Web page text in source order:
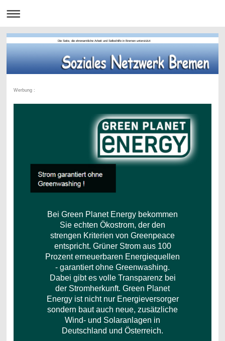
Die Seite, die ehrenamtliche Arbeit und Selbsthilfe in Bremen unterstützt
Werbung :
Bei Green Planet Energy bekommen
Sie echten Ökostrom, der den
strengen Kriterien von Greenpeace
entspricht. Grüner Strom aus 100
Prozent erneuerbaren Energiequellen
- garantiert ohne Greenwashing.
Dabei gibt es volle Transparenz bei
der Stromherkunft. Green Planet
Energy ist nicht nur Energieversorger
sondern baut auch neue, zusätzliche
Wind- und Solaranlagen in
Deutschland und Österreich.